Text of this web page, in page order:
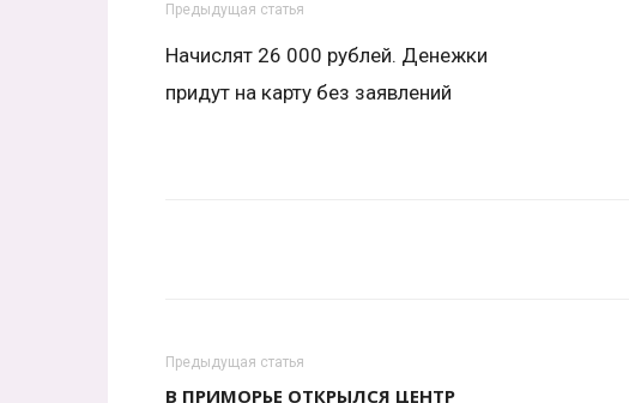
Предыдущая статья
Начислят 26 000 рублей. Денежки
придут на карту без заявлений
Предыдущая статья
В ПРИМОРЬЕ ОТКРЫЛСЯ ЦЕНТР